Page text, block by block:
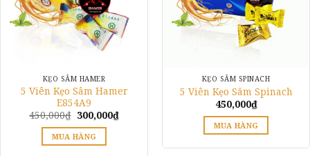
KẸO SÂM HAMER
5 Viên Kẹo Sâm Hamer
E854A9
450,000₫ Giá
là:
450,000₫.
300,000₫Giá
hiện
MUA HÀNG
KẸO SÂM SPINACH
5 Viên Kẹo Sâm Spinach
450,000₫
MUA HÀNG